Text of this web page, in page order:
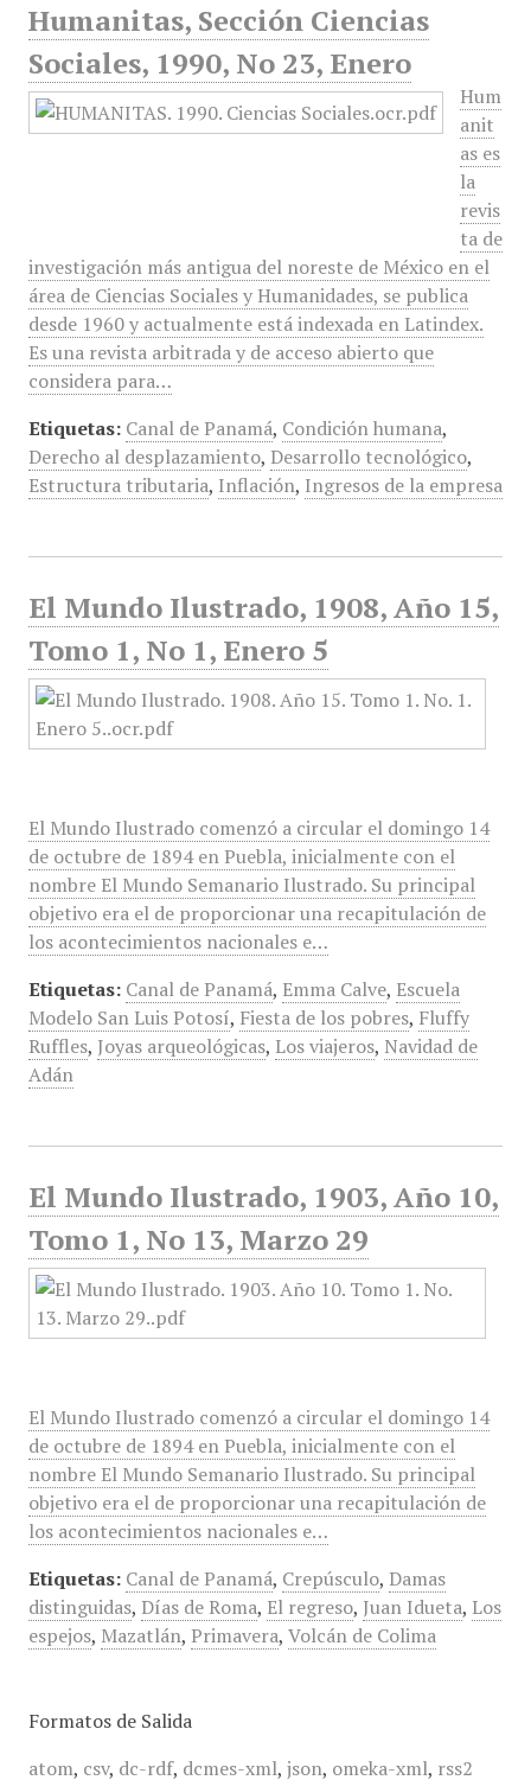
Humanitas, Sección Ciencias
Sociales, 1990, No 23, Enero
Hum
anit
as es
la
revis
ta de
investigación más antigua del noreste de México en el
área de Ciencias Sociales y Humanidades, se publica
desde 1960 y actualmente está indexada en Latindex.
Es una revista arbitrada y de acceso abierto que
considera para…
Etiquetas: Canal de Panamá, Condición humana,
Derecho al desplazamiento, Desarrollo tecnológico,
Estructura tributaria, Inflación, Ingresos de la empresa
El Mundo Ilustrado, 1908, Año 15,
Tomo 1, No 1, Enero 5
El Mundo Ilustrado comenzó a circular el domingo 14
de octubre de 1894 en Puebla, inicialmente con el
nombre El Mundo Semanario Ilustrado. Su principal
objetivo era el de proporcionar una recapitulación de
los acontecimientos nacionales e…
Etiquetas: Canal de Panamá, Emma Calve, Escuela
Modelo San Luis Potosí, Fiesta de los pobres, Fluffy
Ruffles, Joyas arqueológicas, Los viajeros, Navidad de
Adán
El Mundo Ilustrado, 1903, Año 10,
Tomo 1, No 13, Marzo 29
El Mundo Ilustrado comenzó a circular el domingo 14
de octubre de 1894 en Puebla, inicialmente con el
nombre El Mundo Semanario Ilustrado. Su principal
objetivo era el de proporcionar una recapitulación de
los acontecimientos nacionales e…
Etiquetas: Canal de Panamá, Crepúsculo, Damas
distinguidas, Días de Roma, El regreso, Juan Idueta, Los
espejos, Mazatlán, Primavera, Volcán de Colima
Formatos de Salida
atom, csv, dc-rdf, dcmes-xml, json, omeka-xml, rss2